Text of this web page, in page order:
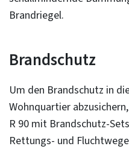
Brandriegel.
Brandschutz
Um den Brandschutz in
Wohnquartier
R 90 mit Brandschutz-
Rettungs- und